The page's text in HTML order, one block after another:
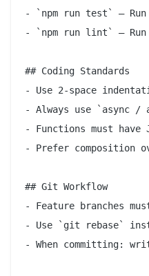
- `npm run test` —
- `npm run lint` —
## Coding Standards
- Use 2-space
- Always use
- Functions must have
- Prefer composition
## Git Workflow
- Feature branches
- Use `git rebase`
- When committing: